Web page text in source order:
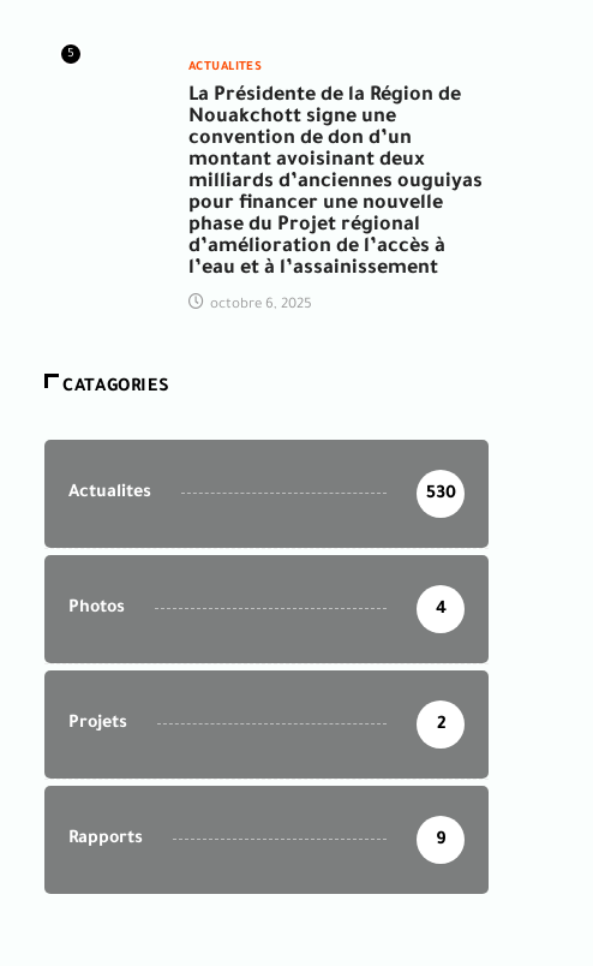
5
ACTUALITES
La Présidente de la Région de
Nouakchott signe une
convention de don d’un
montant avoisinant deux
milliards d’anciennes ouguiyas
pour financer une nouvelle
phase du Projet régional
d’amélioration de l’accès à
l’eau et à l’assainissement
octobre 6, 2025
CATAGORIES
Actualites 530
Photos 4
Projets 2
Rapports 9